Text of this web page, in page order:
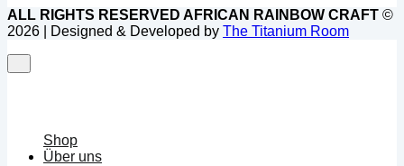
ALL RIGHTS RESERVED AFRICAN RAINBOW CRAFT ©
2026 | Designed & Developed by The Titanium Room
Shop
Über uns